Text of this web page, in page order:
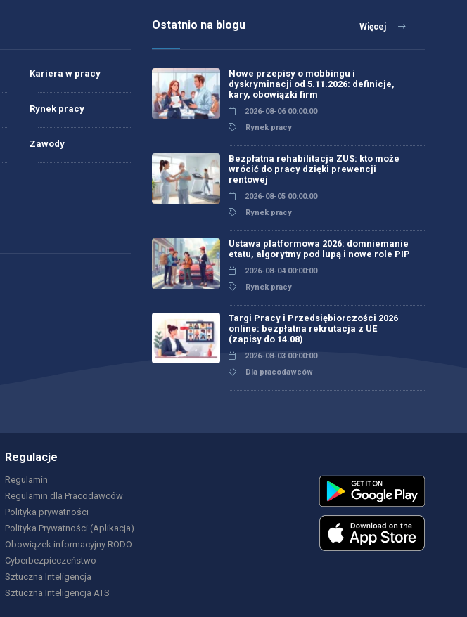
Kariera w pracy
Rynek pracy
Zawody
Ostatnio na blogu Więcej
Nowe przepisy o mobbingu i
dyskryminacji od 5.11.2026: definicje,
kary, obowiązki firm
2026-08-06 00:00:00
Rynek pracy
Bezpłatna rehabilitacja ZUS: kto może
wrócić do pracy dzięki prewencji
rentowej
2026-08-05 00:00:00
Rynek pracy
Ustawa platformowa 2026: domniemanie
etatu, algorytmy pod lupą i nowe role PIP
2026-08-04 00:00:00
Rynek pracy
Targi Pracy i Przedsiębiorczości 2026
online: bezpłatna rekrutacja z UE
(zapisy do 14.08)
2026-08-03 00:00:00
Dla pracodawców
Regulacje
Regulamin
Regulamin dla Pracodawców
Polityka prywatności
Polityka Prywatności (Aplikacja)
Obowiązek informacyjny RODO
Cyberbezpieczeństwo
Sztuczna Inteligencja
Sztuczna Inteligencja ATS